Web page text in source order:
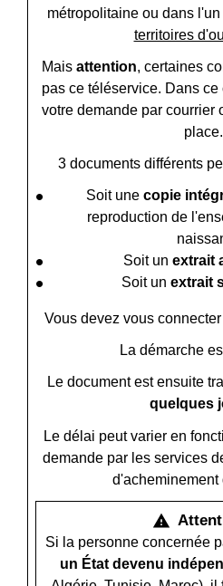
métropolitaine ou dans
territoires
Mais attention, certaines
pas ce téléservice. Dans
votre demande par courrier
place.
3 documents différents
Soit une copie
reproduction de
Soit un extrait
Soit un extrait
Vous devez vous
La démarche
Le document est ensuite
quelques
Le délai peut varier en
demande par les services
d'acheminement
warning
Si la personne concernée
un État devenu